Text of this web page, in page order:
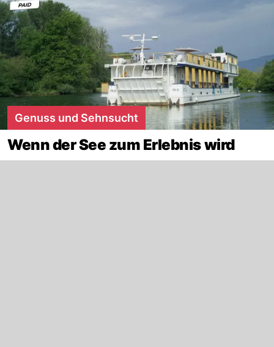
Genuss und Sehnsucht
Wenn der See zum Erlebnis wird